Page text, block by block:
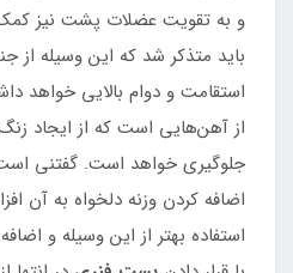
و به تقویت عضلات پشت نیز کمک
باید متذکر شد که این وسیله از
استقامت و دوام بالایی خواهد
از آهن‌هایی است که از ایجاد
جلوگیری خواهد است. گفتنی
اضافه کردن وزنه دلخواه به آن
استفاده بهتر از این وسیله و